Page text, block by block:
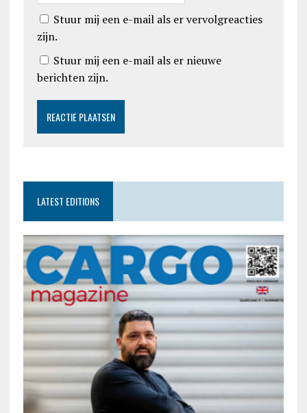
Stuur mij een e-mail als er vervolgreacties
zijn.
Stuur mij een e-mail als er nieuwe
berichten zijn.
LATEST EDITIONS